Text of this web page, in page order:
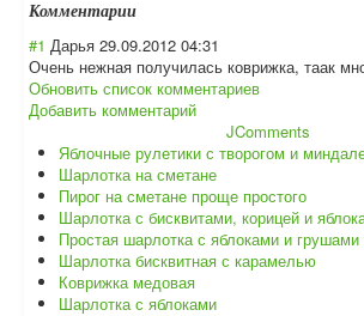
Комментарии
#1 Дарья 29.09.2012 04:31
Очень нежная получилась коврижка, таак
Обновить список комментариев
Добавить комментарий
JComments
Яблочные рулетики с творогом и
Шарлотка на сметане
Пирог на сметане проще простого
Шарлотка с бисквитами, корицей и
Простая шарлотка с яблоками и грушами
Шарлотка бисквитная с карамелью
Коврижка медовая
Шарлотка с яблоками